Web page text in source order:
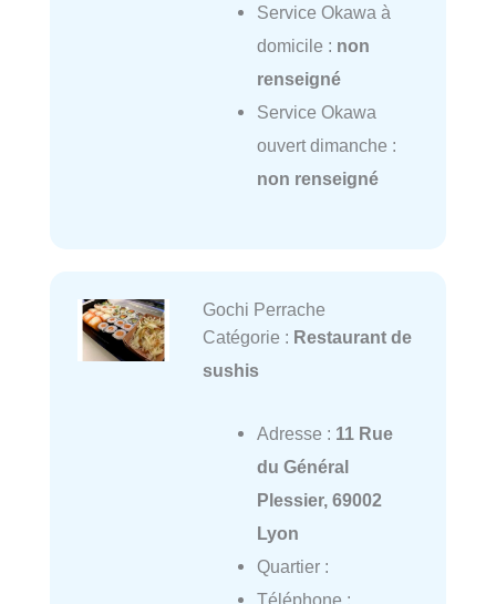
Service Okawa à
domicile : non
renseigné
Service Okawa
ouvert dimanche :
non renseigné
Gochi Perrache
Catégorie : Restaurant de
sushis
Adresse : 11 Rue
du Général
Plessier, 69002
Lyon
Quartier :
Téléphone :